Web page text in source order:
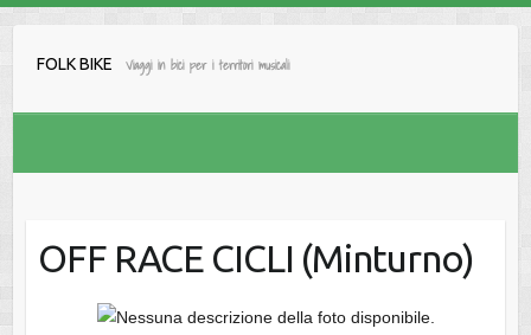
FOLK BIKE Viaggi in bici per i territori musicali
OFF RACE CICLI (Minturno)